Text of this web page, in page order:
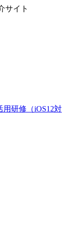
サイト
用研修（iOS12対